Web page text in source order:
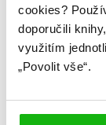
cookies?
doporučili
využitím
„Povolit vše“.